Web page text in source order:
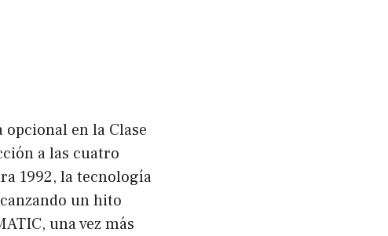
en la Clase
a las cuatro
1992, la tecnología
un hito
una vez más